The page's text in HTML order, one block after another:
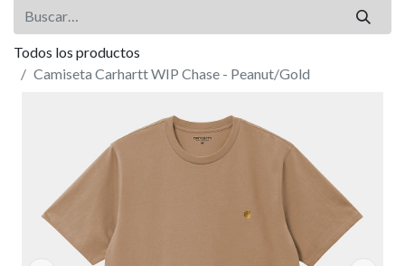
Todos los productos
Camiseta Carhartt WIP Chase - Peanut/Gold